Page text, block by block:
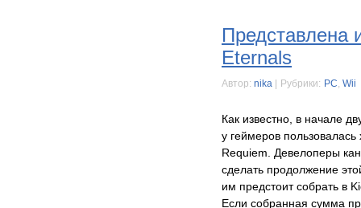
Представлена
Eternals
Автор: nika Рубрики: PC, Wii
Как известно, в начале
у геймеров
Requiem. Девелоперы
сделать продолжение
им предстоит собрать в
Если собранная сумма